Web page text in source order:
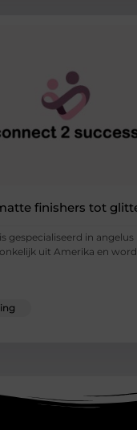
finishers tot
gespecialiseerd in angelus
uit Amerika en